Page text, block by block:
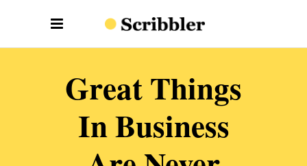
Great Things
In Business